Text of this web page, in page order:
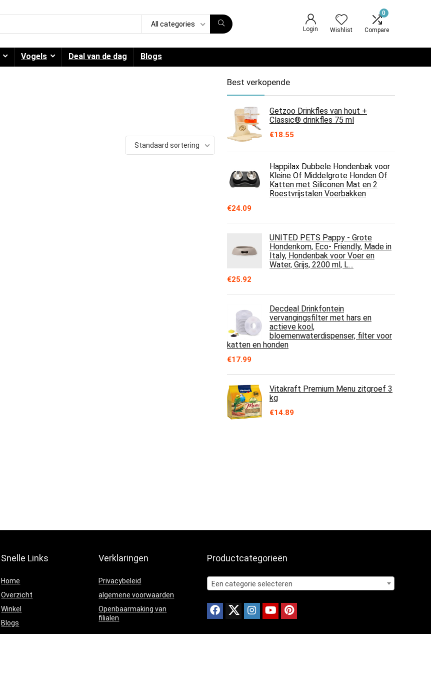
All categories
Login Wishlist
0
Compare
Vogels Deal van de dag Blogs
Standaard sortering
Best verkopende
Getzoo Drinkfles van hout +
Classic® drinkfles 75 ml
€18.55
Happilax Dubbele Hondenbak voor
Kleine Of Middelgrote Honden Of
Katten met Siliconen Mat en 2
Roestvrijstalen Voerbakken
€24.09
UNITED PETS Pappy - Grote
Hondenkom, Eco- Friendly, Made in
Italy, Hondenbak voor Voer en
Water, Grijs, 2200 ml, L…
€25.92
Decdeal Drinkfontein
vervangingsfilter met hars en
actieve kool,
bloemenwaterdispenser, filter voor
katten en honden
€17.99
Vitakraft Premium Menu zitgroef 3
kg
€14.89
Snelle Links
Home
Overzicht
Winkel
Blogs
Verklaringen
Privacybeleid
algemene voorwaarden
Openbaarmaking van
filialen
Productcategorieën
Een categorie selecteren